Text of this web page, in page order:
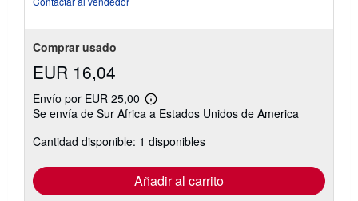
Comprar usado
EUR 16,04
Envío por EUR 25,00
Más
información
las
tarifas
envío
Se envía de Sur Africa a Estados Unidos de America
Cantidad disponible: 1 disponibles
Añadir al carrito